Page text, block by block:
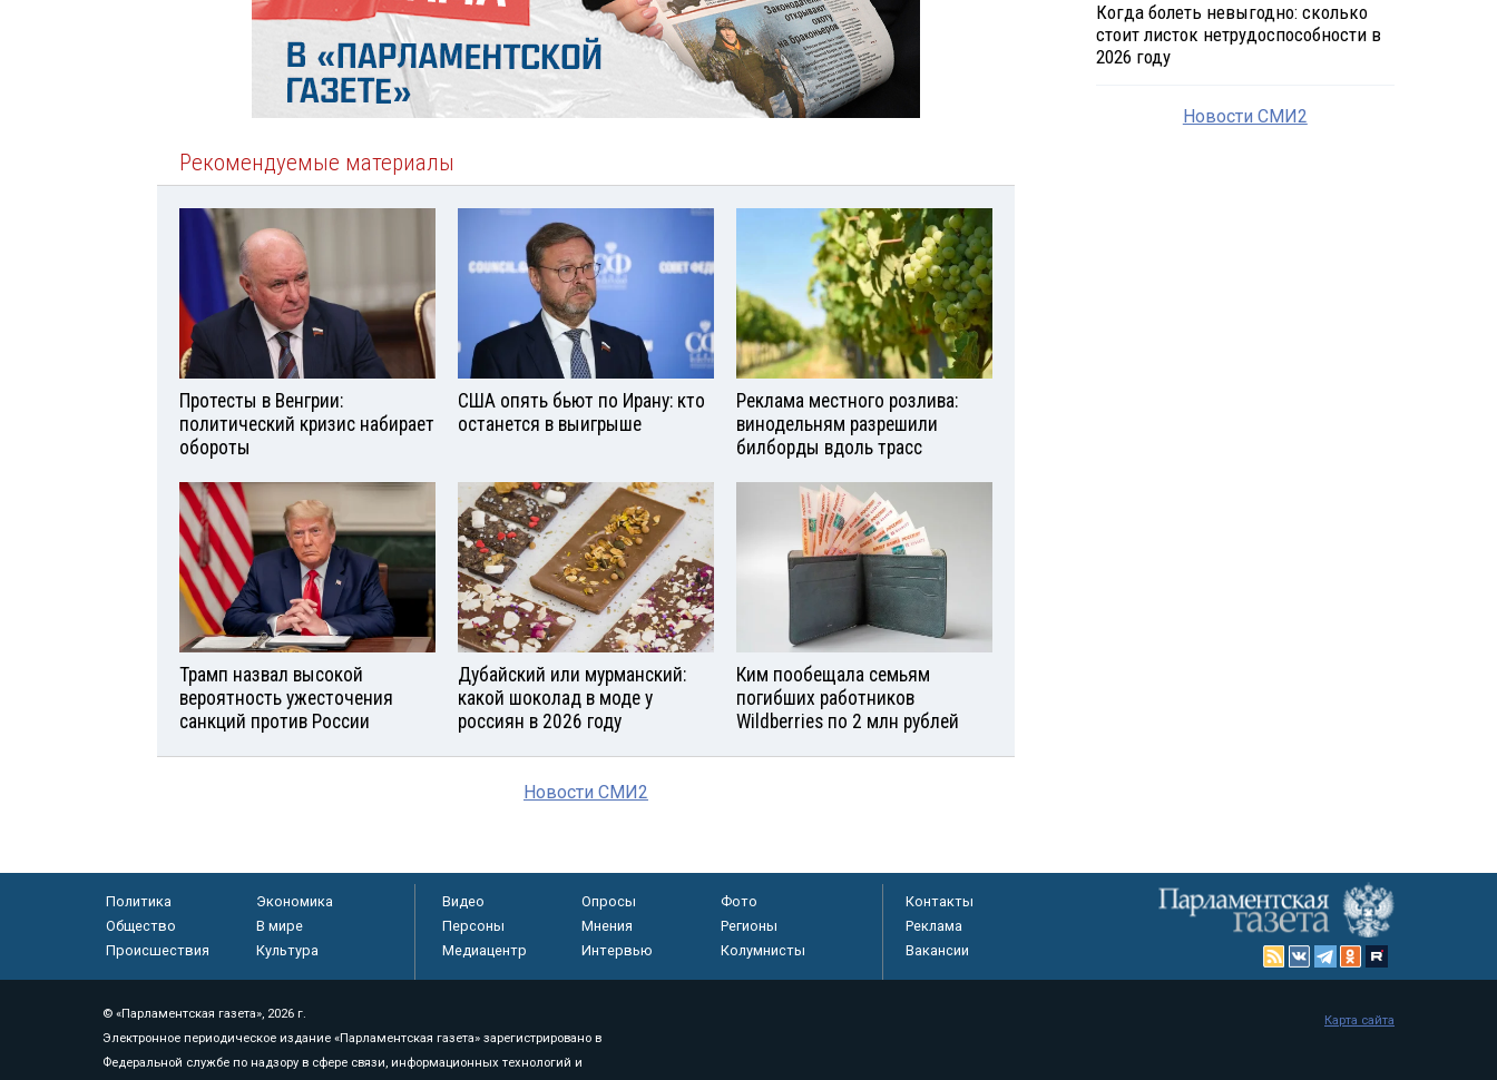
Рекомендуемые материалы
Протесты в Венгрии:
политический кризис набирает
обороты
США опять бьют по Ирану: кто
останется в выигрыше
Реклама местного розлива:
винодельням разрешили
билборды вдоль трасс
Трамп назвал высокой
вероятность ужесточения
санкций против России
Дубайский или мурманский:
какой шоколад в моде у
россиян в 2026 году
Ким пообещала семьям
погибших работников
Wildberries по 2 млн рублей
Новости СМИ2
Когда болеть невыгодно: сколько
стоит листок нетрудоспособности в
2026 году
Новости СМИ2
Политика
Экономика
Общество
В мире
Происшествия
Культура
Видео Опросы
Фото
Персоны
Мнения
Регионы
Медиацентр
Интервью Колумнисты
Контакты
Реклама
Вакансии
© «Парламентская газета», 2026 г.
Электронное периодическое издание «Парламентская газета» зарегистрировано в
Федеральной службе по надзору в сфере связи, информационных технологий и
Карта сайта